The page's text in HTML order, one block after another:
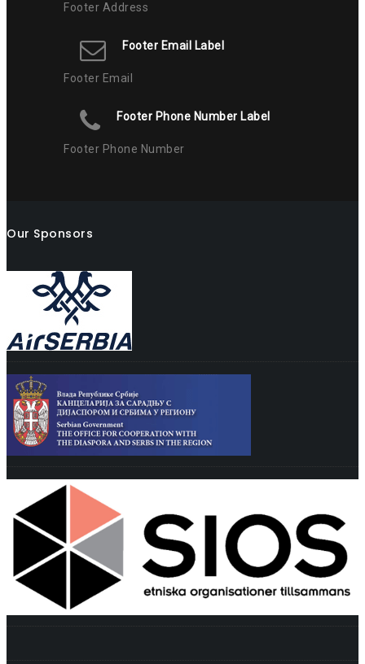
Footer Address
Footer Email Label
Footer Email
Footer Phone Number Label
Footer Phone Number
Our Sponsors